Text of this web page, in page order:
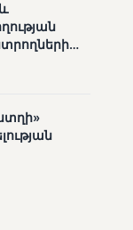
է
ժ․